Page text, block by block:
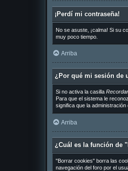
¡Perdí mi contraseña!
No se asuste, ¡calma! Si su
muy poco tiempo.
Arriba
¿Por qué mi sesión de
Si no activa la casilla Recordar
Para que el sistema le
significa que la administración
Arriba
¿Cuál es la función de
"Borrar cookies" borra las
navegación del foro por el